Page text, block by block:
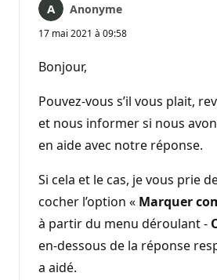
Anonyme
17 mai 2021 à 09:58
Bonjour,
Pouvez-vous s’il vous plait,
et nous informer si nous
en aide avec notre réponse.
Si cela et le cas, je vous prie
cocher l’option « Marquer
à partir du menu déroulant -
en-dessous de la réponse
a aidé.